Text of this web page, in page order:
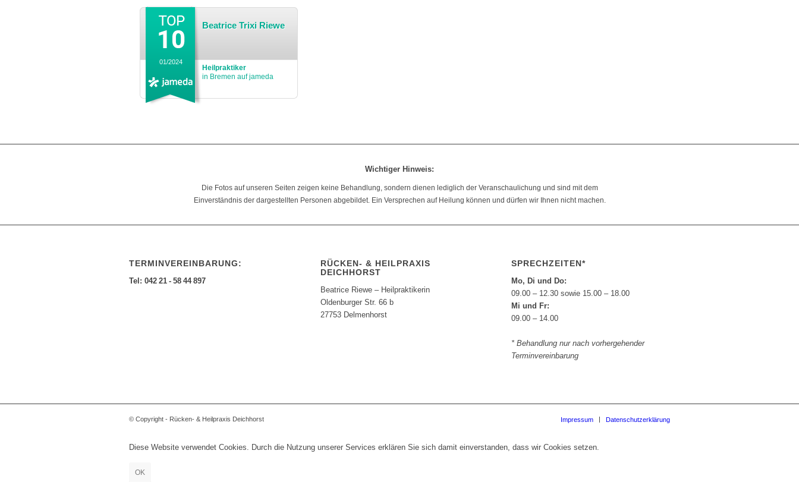
Beatrice Trixi Riewe
Heilpraktiker
in Bremen auf jameda
01/2024
Wichtiger Hinweis:
Die Fotos auf unseren Seiten zeigen keine Behandlung, sondern dienen lediglich der Veranschaulichung und sind mit dem
Einverständnis der dargestellten Personen abgebildet. Ein Versprechen auf Heilung können und dürfen wir Ihnen nicht machen.
TERMINVEREINBARUNG:
Tel: 042 21 - 58 44 897
RÜCKEN- & HEILPRAXIS
DEICHHORST
Beatrice Riewe – Heilpraktikerin
Oldenburger Str. 66 b
27753 Delmenhorst
SPRECHZEITEN*
Mo, Di und Do:
09.00 – 12.30 sowie 15.00 – 18.00
Mi und Fr:
09.00 – 14.00
* Behandlung nur nach vorhergehender
Terminvereinbarung
© Copyright - Rücken- & Heilpraxis Deichhorst Impressum Datenschutzerklärung
Diese Website verwendet Cookies. Durch die Nutzung unserer Services erklären Sie sich damit einverstanden, dass wir Cookies setzen.
OK